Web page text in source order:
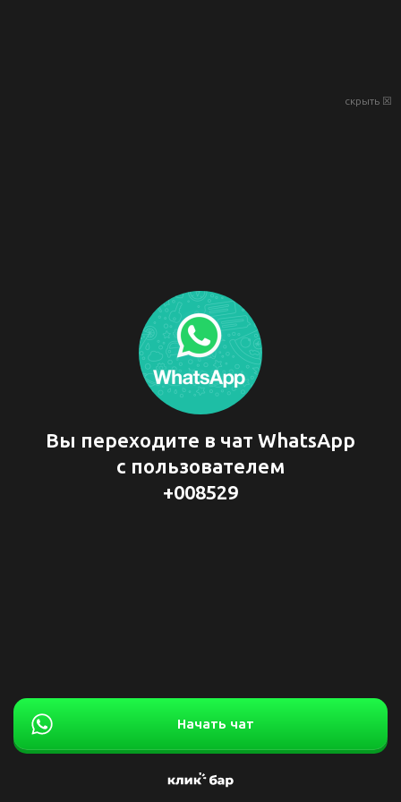
скрыть ☒
Вы переходите в чат WhatsApp
с пользователем
+008529
Начать чат